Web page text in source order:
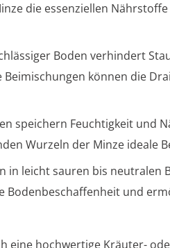
die essenziellen
Boden verhindert
können die
speichern Feuchtigkeit und
Wurzeln der Minze ideale
in leicht sauren bis neutralen
Bodenbeschaffenheit und
eine hochwertige Kräuter-